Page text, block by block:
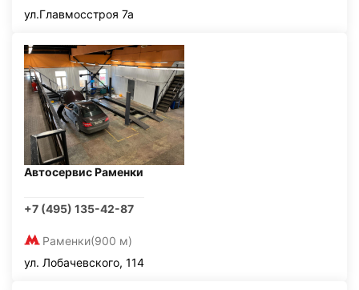
ул.Главмосстроя 7а
Автосервис Раменки
+7 (495) 135-42-87
Раменки(900 м)
ул. Лобачевского, 114